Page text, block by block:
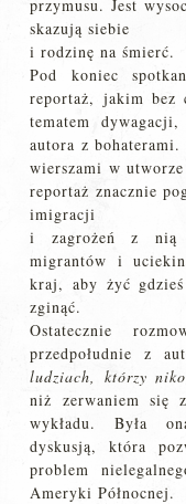
przymusu. Jest
skazują siebie
i rodzinę na śmierć.
Pod koniec
reportaż, jakim bez
tematem
autora z
wierszami w
reportaż znacznie
imigracji
i zagrożeń z nią
migrantów i
kraj, aby żyć
zginąć.
Ostatecznie
przedpołudnie z
ludziach, którzy
niż zerwaniem się
wykładu. Była
dyskusją, która
problem
Ameryki Północnej.